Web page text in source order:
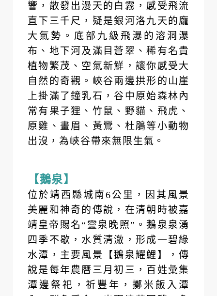
響，散發出漫天的白霧，感受飛流
直下三千尺，疑是銀河洛九天的龐
大氣勢。底部九級飛瀑的溶洞瀑
布、地下河及滿目蒼翠、稀有名貴
植物繁茂、空氣新鮮，讓你感受大
自然的奇觀。峽谷兩邊拱形的山崖
上掛滿了鐘乳石，谷中原始森林內
常有果子狸、竹鼠、野貓、飛虎、
原雞、畫眉、黃鶯、杜鵑等小動物
出沒，為峽谷帶來無限生氣。
【鵝泉】
位於靖西縣城南6公里，因其風景
美麗和神奇的傳說，在清朝時被嘉
靖皇帝賜名“靈泉晚照”。鵝泉泉湧
四季不歇，水質清澈，形成一碧綠
水潭，主要風景【鵝泉耀鯉】，傳
說是每年農曆三月初三，百姓彙集
潭邊祭祀，祈豐年，擲米飯入潭